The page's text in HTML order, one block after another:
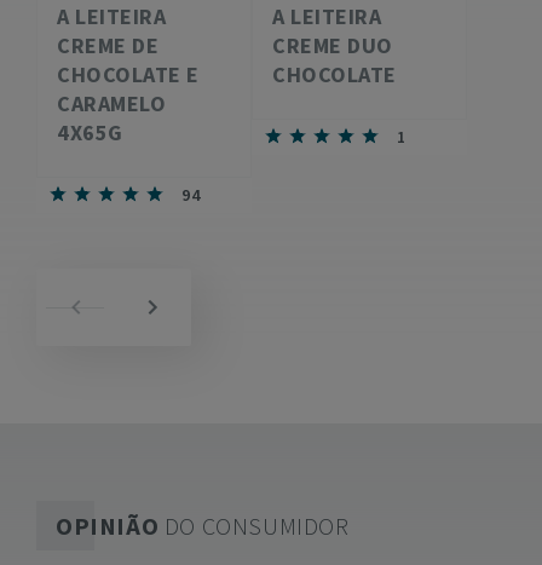
A LEITEIRA
CREME DE
CHOCOLATE E
CARAMELO
4X65G
94
A LEITEIRA
CREME DUO
CHOCOLATE
1
OPINIÃO DO CONSUMIDOR